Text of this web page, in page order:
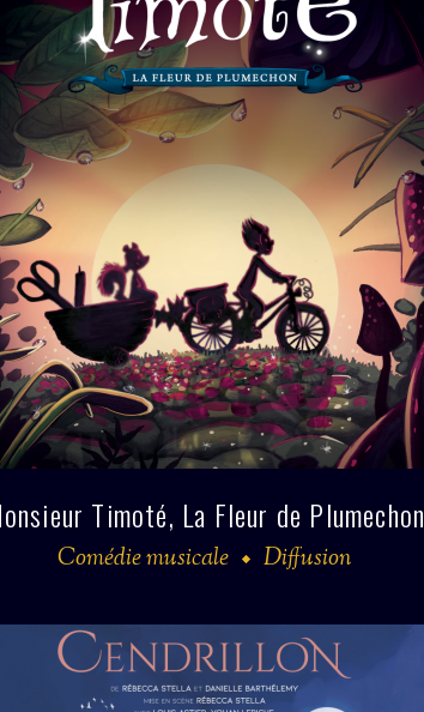
Timoté, La Fleur de Plumechon
Comédie musicale Diffusion